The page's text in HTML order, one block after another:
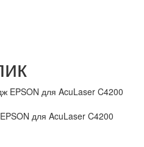
для AcuLaser C4200